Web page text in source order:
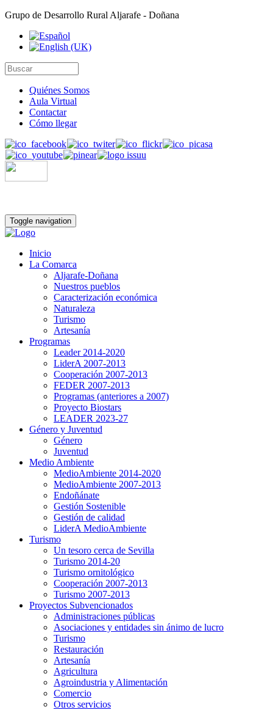
Grupo de Desarrollo Rural Aljarafe - Doñana
Quiénes Somos
Aula Virtual
Contactar
Cómo llegar
Toggle navigation
Inicio
La Comarca
Aljarafe-Doñana
Nuestros pueblos
Caracterización económica
Naturaleza
Turismo
Artesanía
Programas
Leader 2014-2020
LiderA 2007-2013
Cooperación 2007-2013
FEDER 2007-2013
Programas (anteriores a 2007)
Proyecto Biostars
LEADER 2023-27
Género y Juventud
Género
Juventud
Medio Ambiente
MedioAmbiente 2014-2020
MedioAmbiente 2007-2013
Endoñánate
Gestión Sostenible
Gestión de calidad
LiderA MedioAmbiente
Turismo
Un tesoro cerca de Sevilla
Turismo 2014-20
Turismo ornitológico
Cooperación 2007-2013
Turismo 2007-2013
Proyectos Subvencionados
Administraciones públicas
Asociaciones y entidades sin ánimo de lucro
Turismo
Restauración
Artesanía
Agricultura
Agroindustria y Alimentación
Comercio
Otros servicios